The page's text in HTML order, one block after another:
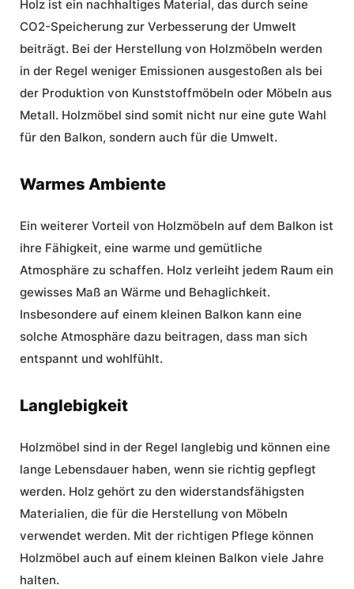
Holz ist ein nachhaltiges Material, das durch seine
CO2-Speicherung zur Verbesserung der Umwelt
beiträgt. Bei der Herstellung von Holzmöbeln werden
in der Regel weniger Emissionen ausgestoßen als bei
der Produktion von Kunststoffmöbeln oder Möbeln aus
Metall. Holzmöbel sind somit nicht nur eine gute Wahl
für den Balkon, sondern auch für die Umwelt.
Warmes Ambiente
Ein weiterer Vorteil von Holzmöbeln auf dem Balkon ist
ihre Fähigkeit, eine warme und gemütliche
Atmosphäre zu schaffen. Holz verleiht jedem Raum ein
gewisses Maß an Wärme und Behaglichkeit.
Insbesondere auf einem kleinen Balkon kann eine
solche Atmosphäre dazu beitragen, dass man sich
entspannt und wohlfühlt.
Langlebigkeit
Holzmöbel sind in der Regel langlebig und können eine
lange Lebensdauer haben, wenn sie richtig gepflegt
werden. Holz gehört zu den widerstandsfähigsten
Materialien, die für die Herstellung von Möbeln
verwendet werden. Mit der richtigen Pflege können
Holzmöbel auch auf einem kleinen Balkon viele Jahre
halten.